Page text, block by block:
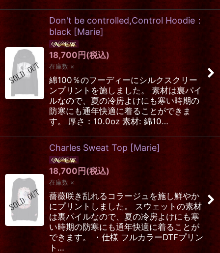
Don't be controlled,Control Hoodie：
black [Marie]
18,700 円 (税込)
在庫数 ×
綿100％のフーディーにシルクスクリー
ンプリントを施しました。 素材は裏パイ
ルなので、夏の冷房よけにも寒い時期の
防寒にも通年快適に着ることができま
す。 厚さ：10.0oz 素材: 綿10…
Charles Sweat Top [Marie]
18,700円(税込)
在庫数 ×
薔薇咲き乱れるコラージュを施し鮮やか
にプリントしました。 スウェットの素材
は裏パイルなので、夏の冷房よけにも寒
い時期の防寒にも通年快適に着ることが
できます。 ・仕様 フルカラーDTFプリン
ト…